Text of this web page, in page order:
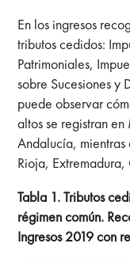
En los ingresos
tributos cedidos:
Patrimoniales,
sobre Sucesiones y
puede observar
altos se registran
Andalucía, mientras
Rioja,
Tabla 1. Tributos
régimen común.
Ingresos 2019 con